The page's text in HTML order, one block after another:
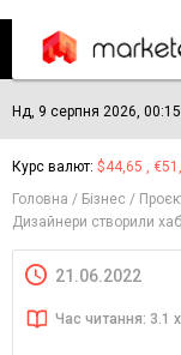
Нд, 9 серпня 2026, 00:15
Курс валют: $44,65 ,
Головна
Бізнес
Дизайнери створили
21.06.2022
Час читання: 3.1